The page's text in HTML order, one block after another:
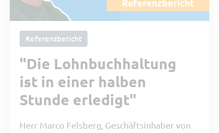
Referenzbericht
"Die Lohnbuchhaltung
ist in einer halben
Stunde erledigt"
Herr Marco Felsberg, Geschäftsinhaber von